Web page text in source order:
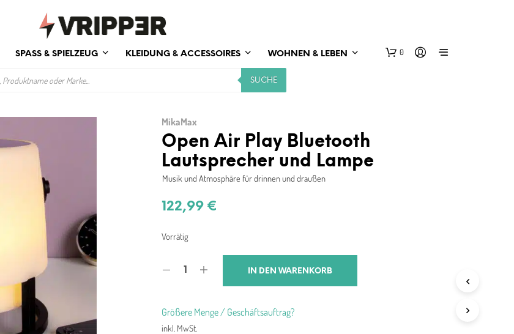
SPASS & SPIELZEUG KLEIDUNG & ACCESSOIRES WOHNEN & LEBEN 0
SUCHE
MikaMax
Open Air Play Bluetooth
Lautsprecher und Lampe
Musik und Atmosphäre für drinnen und draußen
122,99€
Vorrätig
IN DEN WARENKORB
Größere Menge / Geschäftsauftrag?
inkl. MwSt.